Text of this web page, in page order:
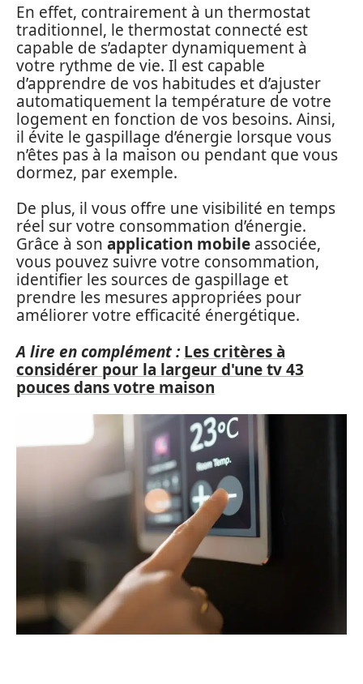
En effet, contrairement à un thermostat
traditionnel, le thermostat connecté est
capable de s’adapter dynamiquement à
votre rythme de vie. Il est capable
d’apprendre de vos habitudes et d’ajuster
automatiquement la température de votre
logement en fonction de vos besoins. Ainsi,
il évite le gaspillage d’énergie lorsque vous
n’êtes pas à la maison ou pendant que vous
dormez, par exemple.
De plus, il vous offre une visibilité en temps
réel sur votre consommation d’énergie.
Grâce à son application mobile associée,
vous pouvez suivre votre consommation,
identifier les sources de gaspillage et
prendre les mesures appropriées pour
améliorer votre efficacité énergétique.
A lire en complément : Les critères à
considérer pour la largeur d'une tv 43
pouces dans votre maison